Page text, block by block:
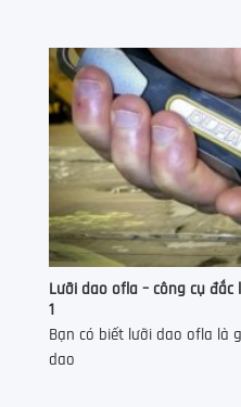
Lưỡi dao ofla – công cụ
1
Bạn có biết lưỡi dao ofla là
dao